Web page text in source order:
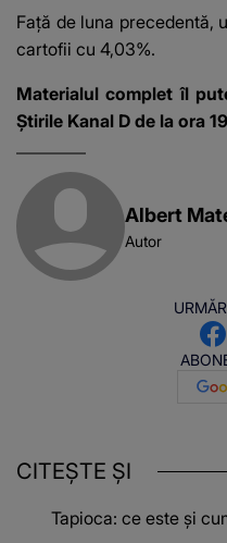
E
Față de luna precedentă,
cartofii cu 4,03%.
Materialul complet îl
Știrile Kanal D de la ora
Albert
Autor
CITEȘTE ȘI
Tapioca: ce este și